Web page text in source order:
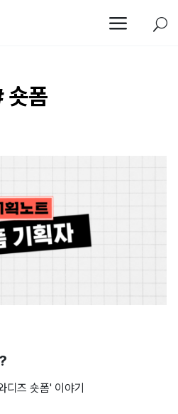
a U
숏폼
디즈 숏폼' 이야기